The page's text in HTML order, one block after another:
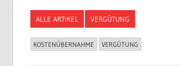
ALLE ARTIKEL VERGÜTUNG
KOSTENÜBERNAHME VERGÜTUNG